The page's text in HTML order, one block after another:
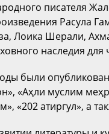
писателя
Расула
Лоика Шерали,
наследия для
были
«Аҳли муслим
«202 атиргул», а